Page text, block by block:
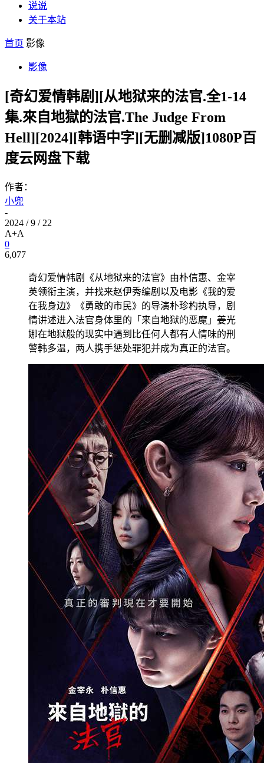
说说
关于本站
首页 影像
影像
[奇幻爱情韩剧][从地狱来的法官.全1-14
集.來自地獄的法官.The Judge From
Hell][2024][韩语中字][无删减版]1080P百
度云网盘下载
作者：
小兜
-
2024 / 9 / 22
A+A
0
6,077
奇幻爱情韩剧《从地狱来的法官》由朴信惠、金宰
英领衔主演，并找来赵伊秀编剧以及电影《我的爱
在我身边》《勇敢的市民》的导演朴珍杓执导，剧
情讲述进入法官身体里的「来自地狱的恶魔」姜光
娜在地狱般的现实中遇到比任何人都有人情味的刑
警韩多温，两人携手惩处罪犯并成为真正的法官。